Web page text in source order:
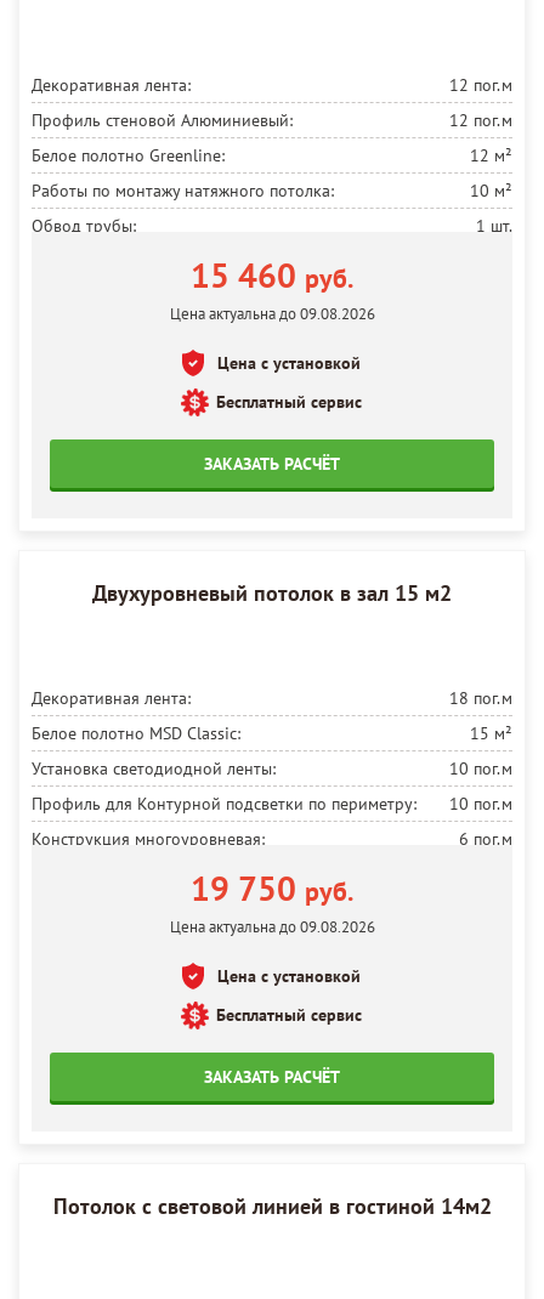
Декоративная лента:
12 пог.м
Профиль стеновой Алюминиевый:
12 пог.м
Белое полотно Greenline:
12 м²
Работы по монтажу натяжного потолка:
10 м²
Обвод трубы:
1 шт.
Фотопечать на полотне:15 460 руб.
Цена актуальна до 09.08.2026
Цена с установкой
Бесплатный сервис
ЗАКАЗАТЬ РАСЧЁТ
Двухуровневый потолок в зал 15 м2
Декоративная лента:
18 пог.м
Белое полотно MSD Classic:
15 м²
Установка светодиодной ленты:
10 пог.м
Профиль для Контурной подсветки по периметру:
10 пог.м
Конструкция многоуровневая:
6 пог.м
19 750 руб.
Цена актуальна до 09.08.2026
Цена с установкой
Бесплатный сервис
ЗАКАЗАТЬ РАСЧЁТ
Потолок с световой линией в гостиной 14м2